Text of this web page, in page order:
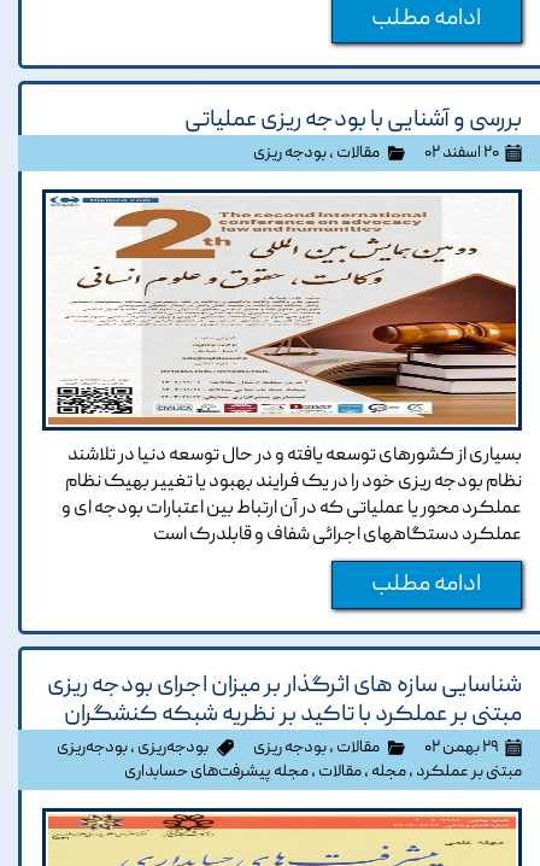
ادامه مطلب
بررسی و آشنایی با بودجه ریزی عملیاتی
۲۰ اسفند ۰۲ مقالات ،بودجه ریزی
بسیاری از کشورهای توسعه یافته و در حال توسعه دنیا در تلاشند
نظام بودجه ریزی خود را در یک فرایند بهبود یا تغییر بهیک نظام
عملکرد محور یا عملیاتی که در آن ارتباط بین اعتبارات بودجه ای و
عملکرد دستگاههای اجرائی شفاف و قابلدرک است
ادامه مطلب
شناسایی سازه های اثرگذار بر میزان اجرای بودجه ریزی
مبتنی بر عملکرد با تاکید بر نظریه شبکه کنشگران
۲۹ بهمن ۰۲ مقالات ،بودجه ریزی بودجه‌ریزی ،بودجه‌ریزی
مبتنی بر عملکرد ،مجله ،مقالات ،مجله پیشرفت‌های حسابداری